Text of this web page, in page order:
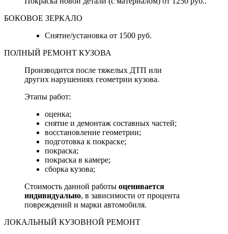
БОКОВОЕ ЗЕРКАЛО
Снятие/установка от 1500 руб.
ПОЛНЫЙ РЕМОНТ КУЗОВА
Производится после тяжелых ДТП или
других нарушениях геометрии кузова.
Этапы работ:
оценка;
снятие и демонтаж составных частей;
восстановление геометрии;
подготовка к покраске;
покраска;
покраска в камере;
сборка кузова;
Стоимость данной работы оценивается
индивидуально, в зависимости от процента
повреждений и марки автомобиля.
ЛОКАЛЬНЫЙ КУЗОВНОЙ РЕМОНТ